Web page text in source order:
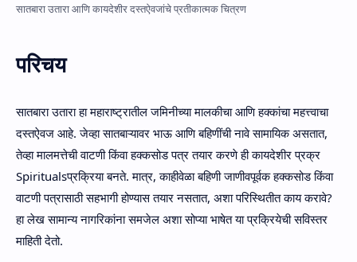
सातबारा उतारा आणि कायदेशीर दस्तऐवजांचे प्रतीकात्मक चित्रण
परिचय
सातबारा उतारा हा महाराष्ट्रातील जमिनीच्या मालकीचा आणि हक्कांचा महत्त्वाचा
दस्तऐवज आहे. जेव्हा सातबाऱ्यावर भाऊ आणि बहिणींची नावे सामायिक असतात,
तेव्हा मालमत्तेची वाटणी किंवा हक्कसोड पत्र तयार करणे ही कायदेशीर प्रक्र
Spiritualsप्रक्रिया बनते. मात्र, काहीवेळा बहिणी जाणीवपूर्वक हक्कसोड किंवा
वाटणी पत्रासाठी सहभागी होण्यास तयार नसतात, अशा परिस्थितीत काय करावे?
हा लेख सामान्य नागरिकांना समजेल अशा सोप्या भाषेत या प्रक्रियेची सविस्तर
माहिती देतो.